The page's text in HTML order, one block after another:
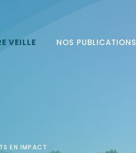
VEILLE NOS PUBLICATIONS
EN IMPACT